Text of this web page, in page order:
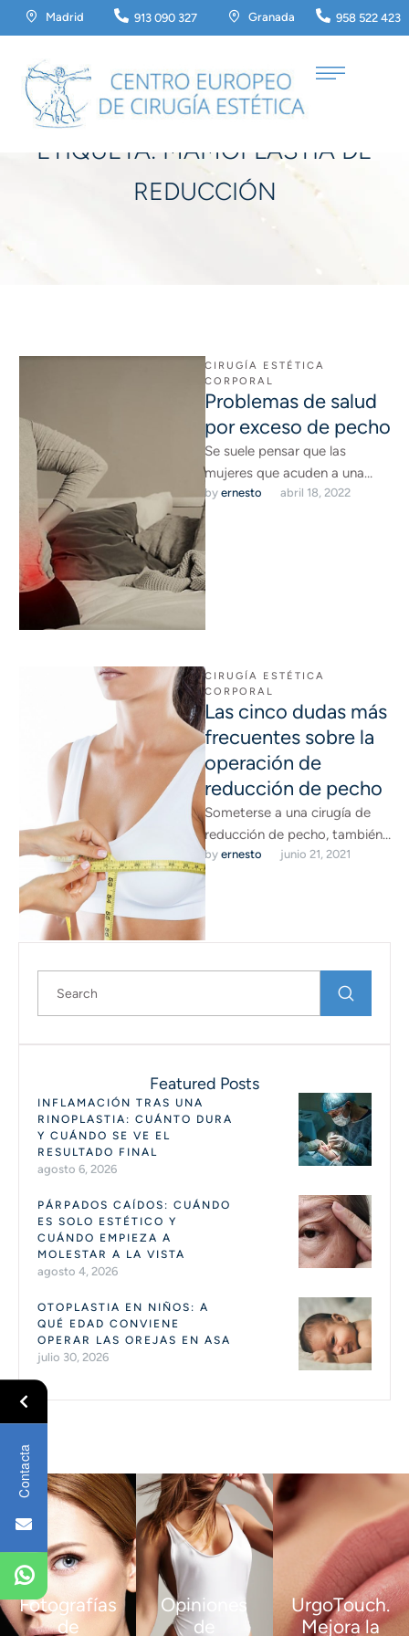
Madrid 913 090 327 Granada 958 522 423
Home / mamoplastia de reducción
ETIQUETA: MAMOPLASTIA DE
REDUCCIÓN
CIRUGÍA ESTÉTICA
CORPORAL
Problemas de salud
por exceso de pecho
Se suele pensar que las
mujeres que acuden a una
clínica de cirugía plástica y
by ernesto abril 18, 2022
CIRUGÍA ESTÉTICA
CORPORAL
Las cinco dudas más
frecuentes sobre la
operación de
reducción de pecho
Someterse a una cirugía de
reducción de pecho, también
llamada mamoplastia de
reducción, despierta ciertas
by ernesto junio 21, 2021
Featured Posts
INFLAMACIÓN TRAS UNA
RINOPLASTIA: CUÁNTO DURA
Y CUÁNDO SE VE EL
RESULTADO FINAL
agosto 6, 2026
PÁRPADOS CAÍDOS: CUÁNDO
ES SOLO ESTÉTICO Y
CUÁNDO EMPIEZA A
MOLESTAR A LA VISTA
agosto 4, 2026
OTOPLASTIA EN NIÑOS: A
QUÉ EDAD CONVIENE
OPERAR LAS OREJAS EN ASA
julio 30, 2026
Contacta
Fotografías
de
Opiniones
de
UrgoTouch.
Mejora la